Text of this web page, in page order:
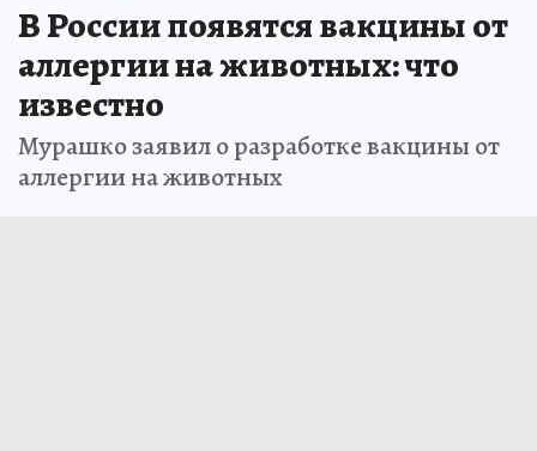
В России появятся вакцины от
аллергии на животных: что
известно
Мурашко заявил о разработке вакцины от
аллергии на животных